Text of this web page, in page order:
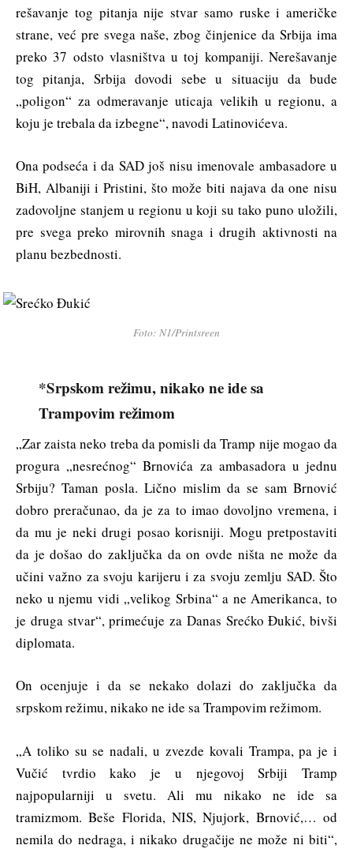
rešavanje tog pitanja nije stvar samo ruske i američke
strane, već pre svega naše, zbog činjenice da Srbija ima
preko 37 odsto vlasništva u toj kompaniji. Nerešavanje
tog pitanja, Srbija dovodi sebe u situaciju da bude
„poligon“ za odmeravanje uticaja velikih u regionu, a
koju je trebala da izbegne“, navodi Latinovićeva.
Ona podseća i da SAD još nisu imenovale ambasadore u
BiH, Albaniji i Pristini, što može biti najava da one nisu
zadovoljne stanjem u regionu u koji su tako puno uložili,
pre svega preko mirovnih snaga i drugih aktivnosti na
planu bezbednosti.
Foto: N1/Printsreen
*Srpskom režimu, nikako ne ide sa
Trampovim režimom
„Zar zaista neko treba da pomisli da Tramp nije mogao da
progura „nesrećnog“ Brnovića za ambasadora u jednu
Srbiju? Taman posla. Lično mislim da se sam Brnović
dobro preračunao, da je za to imao dovoljno vremena, i
da mu je neki drugi posao korisniji. Mogu pretpostaviti
da je došao do zaključka da on ovde ništa ne može da
učini važno za svoju karijeru i za svoju zemlju SAD. Što
neko u njemu vidi „velikog Srbina“ a ne Amerikanca, to
je druga stvar“, primećuje za Danas Srećko Đukić, bivši
diplomata.
On ocenjuje i da se nekako dolazi do zaključka da
srpskom režimu, nikako ne ide sa Trampovim režimom.
„A toliko su se nadali, u zvezde kovali Trampa, pa je i
Vučić tvrdio kako je u njegovoj Srbiji Tramp
najpopularniji u svetu. Ali mu nikako ne ide sa
tramizmom. Beše Florida, NIS, Njujork, Brnović,… od
nemila do nedraga, i nikako drugačije ne može ni biti“,